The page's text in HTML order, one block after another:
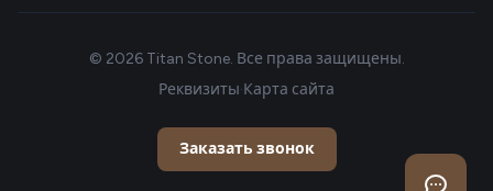
© 2026 Titan Stone. Все права защищены.
Реквизиты·Карта сайта
Заказать звонок